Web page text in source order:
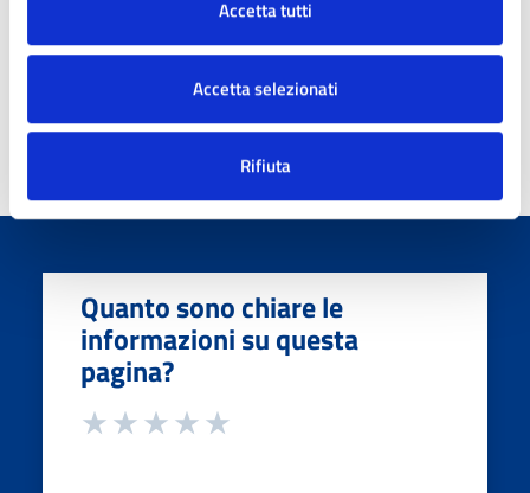
Accetta tutti
Accetta selezionati
Rifiuta
Altre informazioni
09/07/2026 14:26
Quanto sono chiare le
informazioni su questa
pagina?